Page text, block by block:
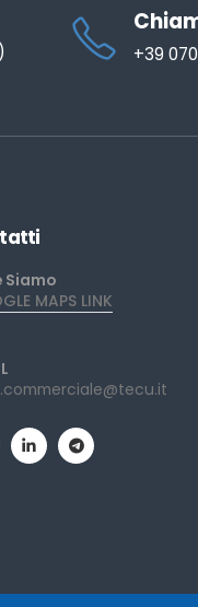
+39
Siamo
MAPS LINK